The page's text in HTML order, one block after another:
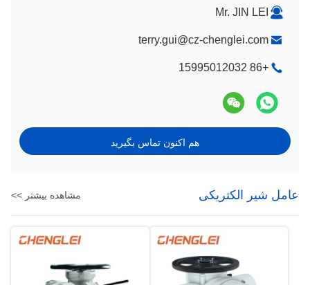
Mr. JIN LEI
terry.gui@cz-chenglei.com
+86 15995012032
هم اکنون تماس بگیرید
عامل شیر الکتریکی مشاهده بیشتر >>